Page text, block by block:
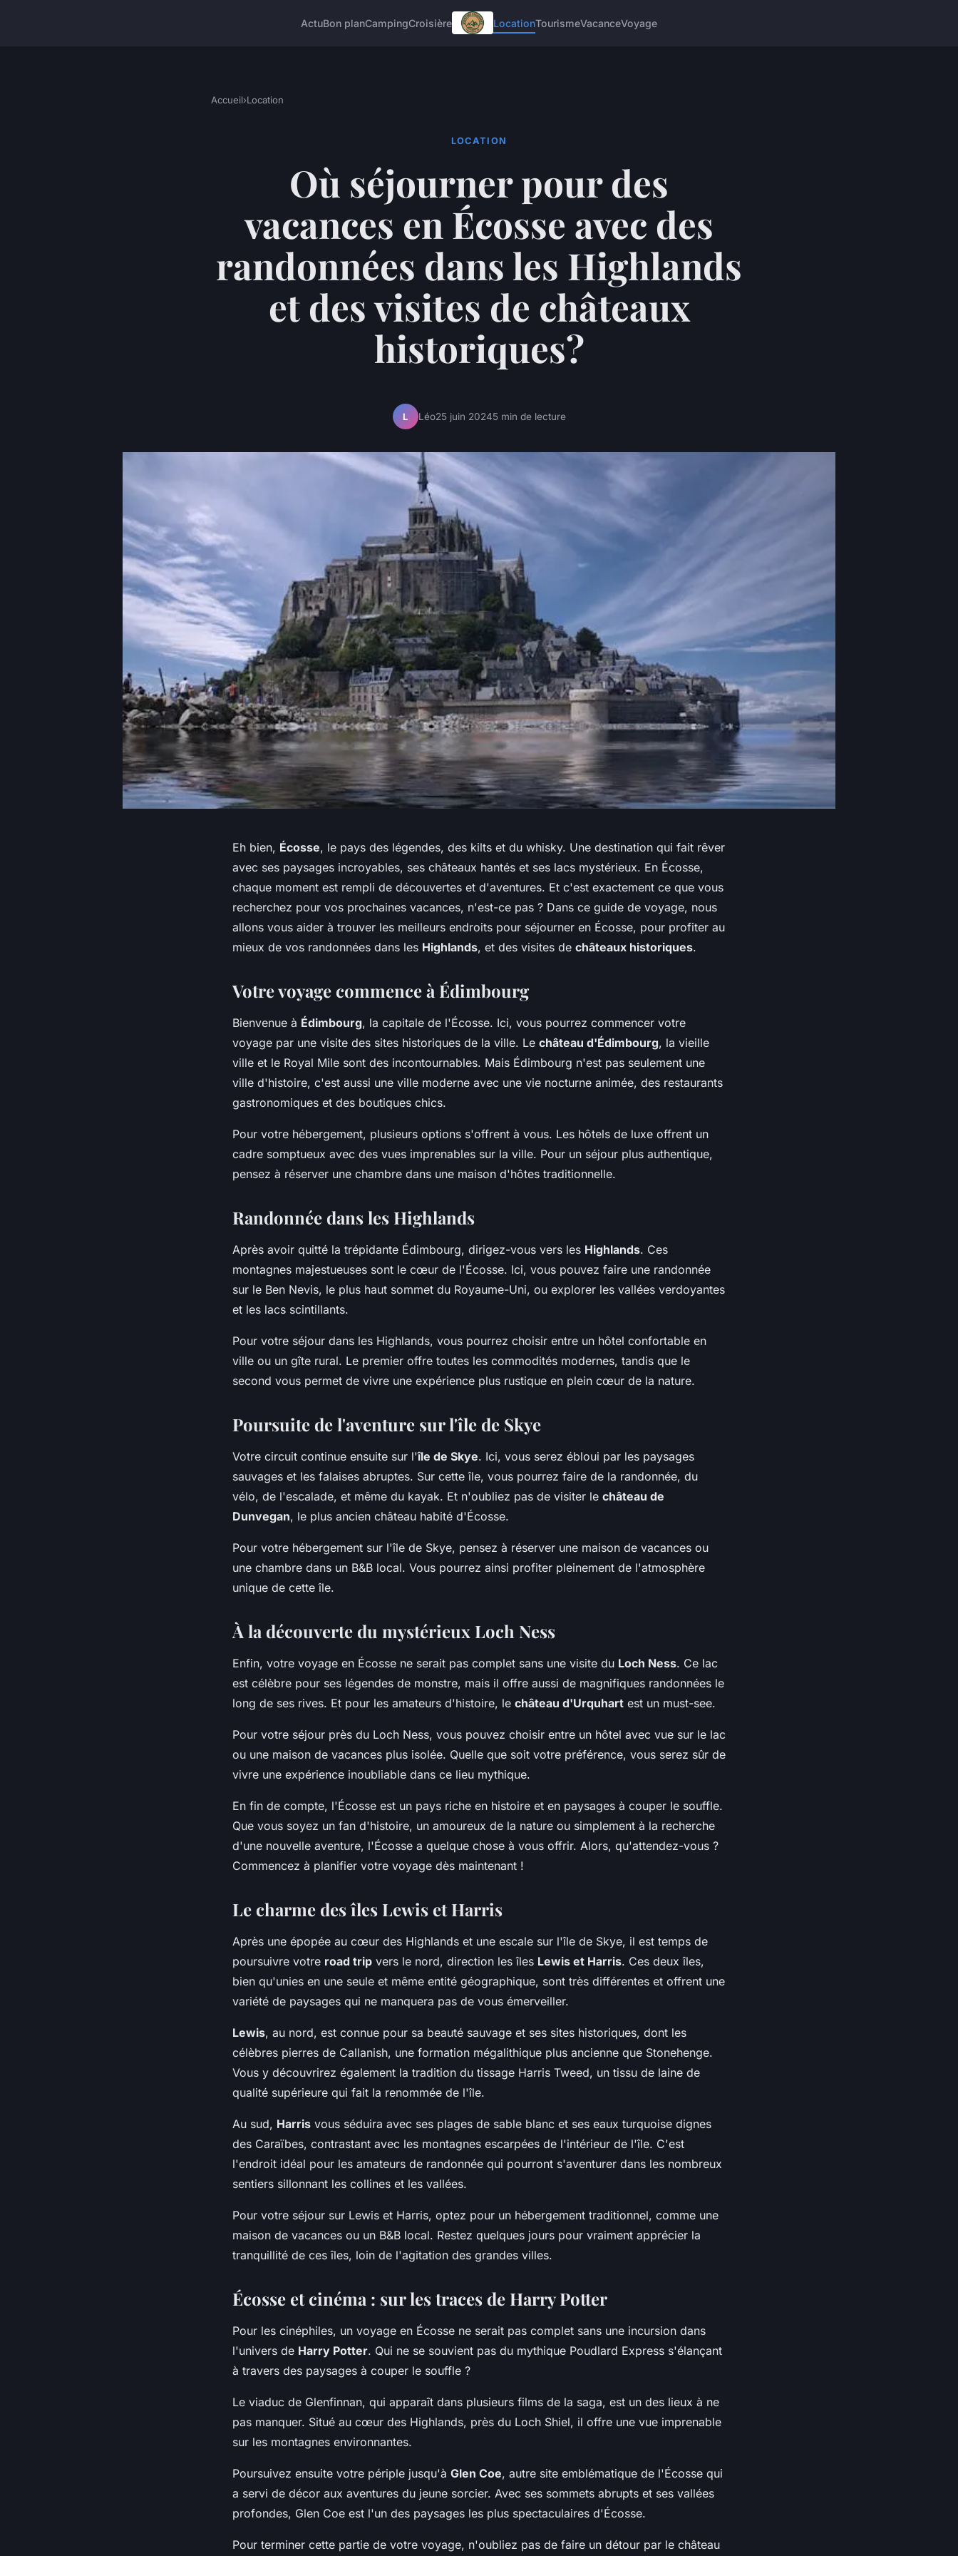
ActuBon planCampingCroisière LocationTourismeVacanceVoyage
Accueil›Location
LOCATION
Où séjourner pour des
vacances en Écosse avec des
randonnées dans les Highlands
et des visites de châteaux
historiques?
L Léo25 juin 20245 min de lecture
Eh bien, Écosse, le pays des légendes, des kilts et du whisky. Une destination qui fait rêver
avec ses paysages incroyables, ses châteaux hantés et ses lacs mystérieux. En Écosse,
chaque moment est rempli de découvertes et d'aventures. Et c'est exactement ce que vous
recherchez pour vos prochaines vacances, n'est-ce pas ? Dans ce guide de voyage, nous
allons vous aider à trouver les meilleurs endroits pour séjourner en Écosse, pour profiter au
mieux de vos randonnées dans les Highlands, et des visites de châteaux historiques.
Votre voyage commence à Édimbourg
Bienvenue à Édimbourg, la capitale de l'Écosse. Ici, vous pourrez commencer votre
voyage par une visite des sites historiques de la ville. Le château d'Édimbourg, la vieille
ville et le Royal Mile sont des incontournables. Mais Édimbourg n'est pas seulement une
ville d'histoire, c'est aussi une ville moderne avec une vie nocturne animée, des restaurants
gastronomiques et des boutiques chics.
Pour votre hébergement, plusieurs options s'offrent à vous. Les hôtels de luxe offrent un
cadre somptueux avec des vues imprenables sur la ville. Pour un séjour plus authentique,
pensez à réserver une chambre dans une maison d'hôtes traditionnelle.
Randonnée dans les Highlands
Après avoir quitté la trépidante Édimbourg, dirigez-vous vers les Highlands. Ces
montagnes majestueuses sont le cœur de l'Écosse. Ici, vous pouvez faire une randonnée
sur le Ben Nevis, le plus haut sommet du Royaume-Uni, ou explorer les vallées verdoyantes
et les lacs scintillants.
Pour votre séjour dans les Highlands, vous pourrez choisir entre un hôtel confortable en
ville ou un gîte rural. Le premier offre toutes les commodités modernes, tandis que le
second vous permet de vivre une expérience plus rustique en plein cœur de la nature.
Poursuite de l'aventure sur l'île de Skye
Votre circuit continue ensuite sur l'île de Skye. Ici, vous serez ébloui par les paysages
sauvages et les falaises abruptes. Sur cette île, vous pourrez faire de la randonnée, du
vélo, de l'escalade, et même du kayak. Et n'oubliez pas de visiter le château de
Dunvegan, le plus ancien château habité d'Écosse.
Pour votre hébergement sur l'île de Skye, pensez à réserver une maison de vacances ou
une chambre dans un B&B local. Vous pourrez ainsi profiter pleinement de l'atmosphère
unique de cette île.
À la découverte du mystérieux Loch Ness
Enfin, votre voyage en Écosse ne serait pas complet sans une visite du Loch Ness. Ce lac
est célèbre pour ses légendes de monstre, mais il offre aussi de magnifiques randonnées le
long de ses rives. Et pour les amateurs d'histoire, le château d'Urquhart est un must-see.
Pour votre séjour près du Loch Ness, vous pouvez choisir entre un hôtel avec vue sur le lac
ou une maison de vacances plus isolée. Quelle que soit votre préférence, vous serez sûr de
vivre une expérience inoubliable dans ce lieu mythique.
En fin de compte, l'Écosse est un pays riche en histoire et en paysages à couper le souffle.
Que vous soyez un fan d'histoire, un amoureux de la nature ou simplement à la recherche
d'une nouvelle aventure, l'Écosse a quelque chose à vous offrir. Alors, qu'attendez-vous ?
Commencez à planifier votre voyage dès maintenant !
Le charme des îles Lewis et Harris
Après une épopée au cœur des Highlands et une escale sur l'île de Skye, il est temps de
poursuivre votre road trip vers le nord, direction les îles Lewis et Harris. Ces deux îles,
bien qu'unies en une seule et même entité géographique, sont très différentes et offrent une
variété de paysages qui ne manquera pas de vous émerveiller.
Lewis, au nord, est connue pour sa beauté sauvage et ses sites historiques, dont les
célèbres pierres de Callanish, une formation mégalithique plus ancienne que Stonehenge.
Vous y découvrirez également la tradition du tissage Harris Tweed, un tissu de laine de
qualité supérieure qui fait la renommée de l'île.
Au sud, Harris vous séduira avec ses plages de sable blanc et ses eaux turquoise dignes
des Caraïbes, contrastant avec les montagnes escarpées de l'intérieur de l'île. C'est
l'endroit idéal pour les amateurs de randonnée qui pourront s'aventurer dans les nombreux
sentiers sillonnant les collines et les vallées.
Pour votre séjour sur Lewis et Harris, optez pour un hébergement traditionnel, comme une
maison de vacances ou un B&B local. Restez quelques jours pour vraiment apprécier la
tranquillité de ces îles, loin de l'agitation des grandes villes.
Écosse et cinéma : sur les traces de Harry Potter
Pour les cinéphiles, un voyage en Écosse ne serait pas complet sans une incursion dans
l'univers de Harry Potter. Qui ne se souvient pas du mythique Poudlard Express s'élançant
à travers des paysages à couper le souffle ?
Le viaduc de Glenfinnan, qui apparaît dans plusieurs films de la saga, est un des lieux à ne
pas manquer. Situé au cœur des Highlands, près du Loch Shiel, il offre une vue imprenable
sur les montagnes environnantes.
Poursuivez ensuite votre périple jusqu'à Glen Coe, autre site emblématique de l'Écosse qui
a servi de décor aux aventures du jeune sorcier. Avec ses sommets abrupts et ses vallées
profondes, Glen Coe est l'un des paysages les plus spectaculaires d'Écosse.
Pour terminer cette partie de votre voyage, n'oubliez pas de faire un détour par le château